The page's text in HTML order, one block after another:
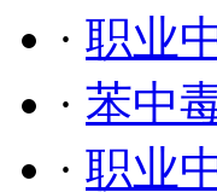
· 职业
· 苯中
· 职业